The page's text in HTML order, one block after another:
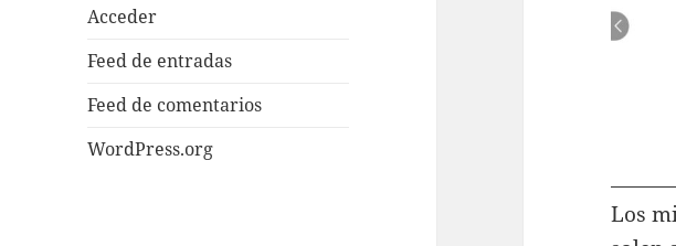
Acceder
Feed de entradas
Feed de comentarios
WordPress.org
Los